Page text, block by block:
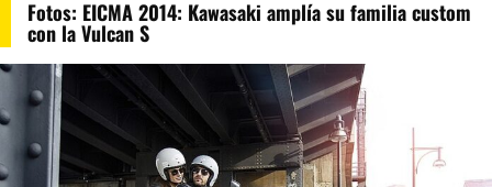
Fotos: EICMA 2014: Kawasaki amplía su familia custom
con la Vulcan S